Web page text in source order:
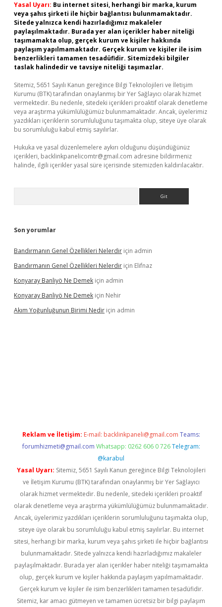
Yasal Uyarı: Bu internet sitesi, herhangi bir marka, kurum
veya şahıs şirketi ile hiçbir bağlantısı bulunmamaktadır.
Sitede yalnızca kendi hazırladığımız makaleler
paylaşılmaktadır. Burada yer alan içerikler haber niteliği
taşımamakta olup, gerçek kurum ve kişiler hakkında
paylaşım yapılmamaktadır. Gerçek kurum ve kişiler ile isim
benzerlikleri tamamen tesadüfidir. Sitemizdeki bilgiler
taslak halindedir ve tavsiye niteliği taşımazlar.
Sitemiz, 5651 Sayılı Kanun gereğince Bilgi Teknolojileri ve İletişim
Kurumu (BTK) tarafından onaylanmış bir Yer Sağlayıcı olarak hizmet
vermektedir. Bu nedenle, sitedeki içerikleri proaktif olarak denetleme
veya araştırma yükümlülüğümüz bulunmamaktadır. Ancak, üyelerimiz
yazdıkları içeriklerin sorumluluğunu taşımakta olup, siteye üye olarak
bu sorumluluğu kabul etmiş sayılırlar.
Hukuka ve yasal düzenlemelere aykırı olduğunu düşündüğünüz
içerikleri, backlinkpanelicomtr@gmail.com adresine bildirmeniz
halinde, ilgili içerikler yasal süre içerisinde sitemizden kaldırılacaktır.
Son yorumlar
Bandırmanın Genel Özellikleri Nelerdir için admin
Bandırmanın Genel Özellikleri Nelerdir için Elifnaz
Konyaray Banliyö Ne Demek için admin
Konyaray Banliyö Ne Demek için Nehir
Akım Yoğunluğunun Birimi Nedir için admin
Reklam ve İletişim: E-mail: backlinkpaneli@gmail.com Teams:
forumhizmeti@gmail.com Whatsapp: 0262 606 0 726 Telegram:
@karabul
Yasal Uyarı: Sitemiz, 5651 Sayılı Kanun gereğince Bilgi Teknolojileri
ve İletişim Kurumu (BTK) tarafından onaylanmış bir Yer Sağlayıcı
olarak hizmet vermektedir. Bu nedenle, sitedeki içerikleri proaktif
olarak denetleme veya araştırma yükümlülüğümüz bulunmamaktadır.
Ancak, üyelerimiz yazdıkları içeriklerin sorumluluğunu taşımakta olup,
siteye üye olarak bu sorumluluğu kabul etmiş sayılırlar. Bu internet
sitesi, herhangi bir marka, kurum veya şahıs şirketi ile hiçbir bağlantısı
bulunmamaktadır. Sitede yalnızca kendi hazırladığımız makaleler
paylaşılmaktadır. Burada yer alan içerikler haber niteliği taşımamakta
olup, gerçek kurum ve kişiler hakkında paylaşım yapılmamaktadır.
Gerçek kurum ve kişiler ile isim benzerlikleri tamamen tesadüfidir.
Sitemiz, kar amacı gütmeyen ve tamamen ücretsiz bir bilgi paylaşım